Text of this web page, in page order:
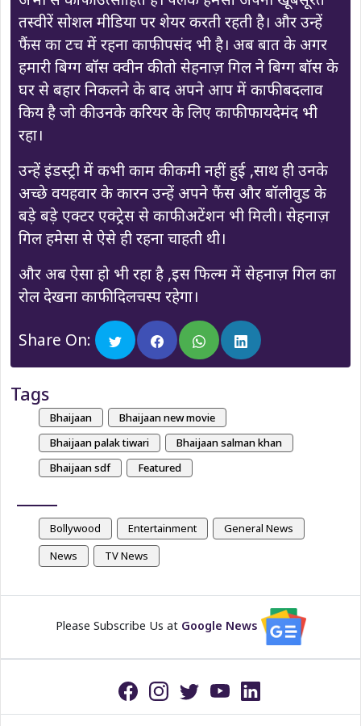
तस्वीरें सोशल मीडिया पर शेयर करती रहती है। और उन्हें
फैंस का टच में रहना काफी पसंद भी है। अब बात के अगर
हमारी बिग्ग बॉस क्वीन की तो सेहनाज़ गिल ने बिग्ग बॉस के
घर से बहार निकलने के बाद अपने आप में काफी बदलाव
किय है जो की उनके करियर के लिए काफी फायदेमंद भी
रहा।
उन्हें इंडस्ट्री में कभी काम की कमी नहीं हुई ,साथ ही उनके
अच्छे वयहवार के कारन उन्हें अपने फैंस और बॉलीवुड के
बड़े बड़े एक्टर एक्ट्रेस से काफी अटेंशन भी मिली। सेहनाज़
गिल हमेसा से ऐसे ही रहना चाहती थी।
और अब ऐसा हो भी रहा है ,इस फिल्म में सेहनाज़ गिल का
रोल देखना काफी दिलचस्प रहेगा।
Share On:
Tags
Bhaijaan
Bhaijaan new movie
Bhaijaan palak tiwari
Bhaijaan salman khan
Bhaijaan sdf
Featured
Bollywood Entertainment
General News
News
TV News
Please Subscribe Us at Google News